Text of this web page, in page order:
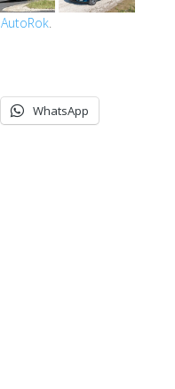
AutoRok.
WhatsApp